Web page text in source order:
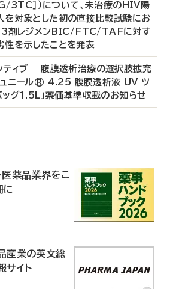
3TC］）について、未治療のHIV陽
を対象とした初の直接比較試験にお
3剤レジメンBIC/FTC/TAFに対す
性を示したことを発表
ティブ 腹膜透析治療の選択肢拡充
ュニール® 4.25 腹膜透析液 UV ツ
ッグ1.5L」薬価基準収載のお知らせ
医薬品業界をこ
に
産業の英文総
サイト